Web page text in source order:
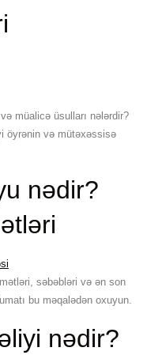
müalicə üsulları nələrdir?
öyrənin və mütəxəssisə
nədir?
səbəbləri və ən son
bu məqalədən oxuyun.
nədir?